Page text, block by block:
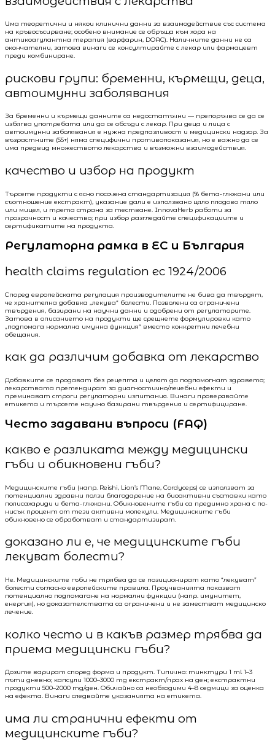
Има теоретични и някои клинични данни за взаимодействие със система
на кръвосъсирване; особено внимание се обръща към хора на
антикоагулантна терапия (варфарин, DOAC). Наличните данни не са
окончателни, затова винаги се консултирайте с лекар или фармацевт
преди комбиниране.
рискови групи: бременни, кърмещи, деца,
автоимунни заболявания
За бременни и кърмещи данните са недостатъчни — препоръчва се да се
избягва употребата или да се обсъди с лекар. При деца и лица с
автоимунни заболявания е нужна предпазливост и медицински надзор. За
възрастните (55+) няма специфични противопоказания, но е важно да се
има предвид множеството лекарства и възможни взаимодействия.
качество и избор на продукт
Търсете продукти с ясно посочена стандартизация (% бета-глюкани или
съотношение екстракт), указание дали е използвано цяло плодово тяло
или мицел, и трета страна за тестване. InnovaHerb работи за
прозрачност и качество; при избор разгледайте спецификациите и
сертификатите на продукта.
Регулаторна рамка в ЕС и България
health claims regulation ec 1924/2006
Според европейската регулация производителите не бива да твърдят,
че хранителна добавка „лекува“ болести. Позволени са ограничени
твърдения, базирани на научни данни и одобрени от регулаторите.
Затова в описанието на продукти ще срещнете формулировки като
„подпомага нормална имунна функция“ вместо конкретни лечебни
обещания.
как да различим добавка от лекарство
Добавките се продават без рецепта и целят да подпомогнат здравето;
лекарствата претендират за диагностично/лечебни ефекти и
преминават строги регулаторни изпитания. Винаги проверявайте
етикета и търсете научно базирани твърдения и сертифициране.
Често задавани въпроси (FAQ)
какво е разликата между медицински
гъби и обикновени гъби?
Медицинските гъби (напр. Reishi, Lion’s Mane, Cordyceps) се използват за
потенциални здравни ползи благодарение на биоактивни съставки като
полисахариди и бета-глюкани. Обикновените гъби са предимно храна с по-
нисък процент от тези активни молекули. Медицинските гъби
обикновено се обработват и стандартизират.
доказано ли е, че медицинските гъби
лекуват болести?
Не. Медицинските гъби не трябва да се позиционират като “лекуват”
болести съгласно европейските правила. Проучванията показват
потенциално подпомагане на нормални функции (напр. имунитет,
енергия), но доказателствата са ограничени и не заместват медицинско
лечение.
колко често и в какъв размер трябва да
приема медицински гъби?
Дозите варират според форма и продукт. Типично: тинктури 1 ml 1–3
пъти дневно; капсули 1000–3000 mg екстракт/прах на ден; екстрактни
продукти 500–2000 mg/ден. Обичайно са необходими 4–8 седмици за оценка
на ефекта. Винаги следвайте указанията на етикета.
има ли странични ефекти от
медицинските гъби?